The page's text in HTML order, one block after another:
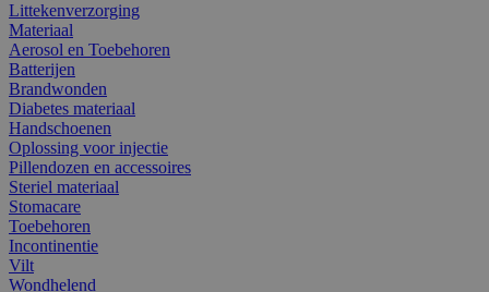
Littekenverzorging
Materiaal
Aerosol en Toebehoren
Batterijen
Brandwonden
Diabetes materiaal
Handschoenen
Oplossing voor injectie
Pillendozen en accessoires
Steriel materiaal
Stomacare
Toebehoren
Incontinentie
Vilt
Wondhelend